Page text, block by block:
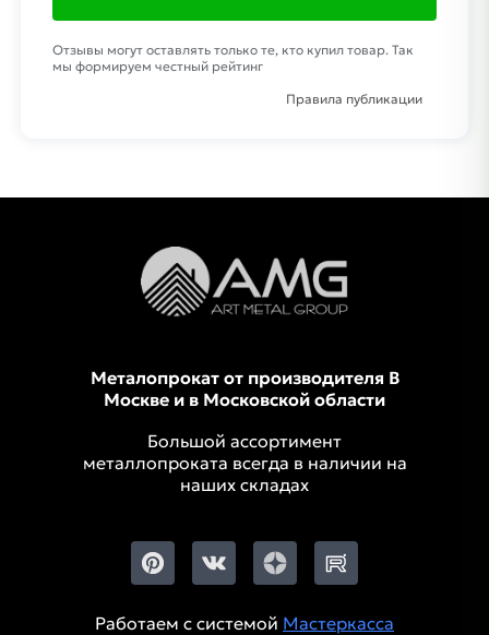
Отзывы могут оставлять только те, кто купил товар. Так
мы формируем честный рейтинг
Правила публикации
Металопрокат от производителя В
Москве и в Московской области
Большой ассортимент
металлопроката всегда в наличии на
наших складах
Работаем с системой Мастеркасса